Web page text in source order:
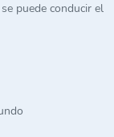
puede conducir el